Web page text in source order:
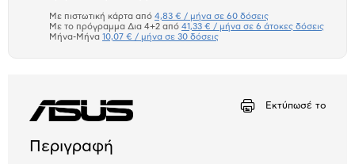
Πιστωτική κάρτα
Αριθμός δόσεων
Με πιστωτική κάρτα από 4,83 € / μήνα σε 60 δόσεις
Με το πρόγραμμα Δια 4+2 από 41,33 € / μήνα σε 6 άτοκες δόσεις
Μήνα-Μήνα 10,07 € / μήνα σε 30 δόσεις
Εκτύπωσέ το
Περιγραφή